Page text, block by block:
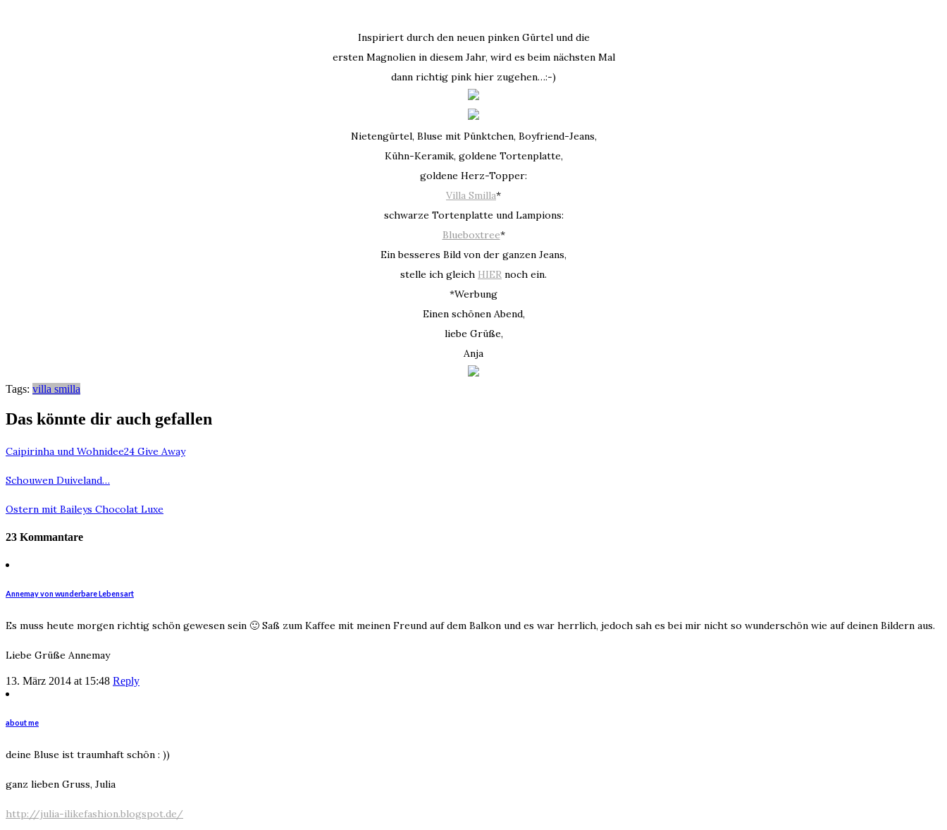
Inspiriert durch den neuen pinken Gürtel und die
ersten Magnolien in diesem Jahr, wird es beim nächsten Mal
dann richtig pink hier zugehen…:-)
Nietengürtel, Bluse mit Pünktchen, Boyfriend-Jeans,
Kühn-Keramik, goldene Tortenplatte,
goldene Herz-Topper:
Villa Smilla*
schwarze Tortenplatte und Lampions:
Blueboxtree*
Ein besseres Bild von der ganzen Jeans,
stelle ich gleich HIER noch ein.
*Werbung
Einen schönen Abend,
liebe Grüße,
Anja
Tags: villa smilla
Das könnte dir auch gefallen
Caipirinha und Wohnidee24 Give Away
Schouwen Duiveland…
Ostern mit Baileys Chocolat Luxe
23 Kommantare
Annemay von wunderbare Lebensart
Es muss heute morgen richtig schön gewesen sein 🙂 Saß zum Kaffee mit meinen Freund auf dem Balkon und es war herrlich, jedoch sah es bei mir nicht so wunderschön wie auf deinen Bildern aus.
Liebe Grüße Annemay
13. März 2014 at 15:48 Reply
about me
deine Bluse ist traumhaft schön : ))
ganz lieben Gruss, Julia
http://julia-ilikefashion.blogspot.de/